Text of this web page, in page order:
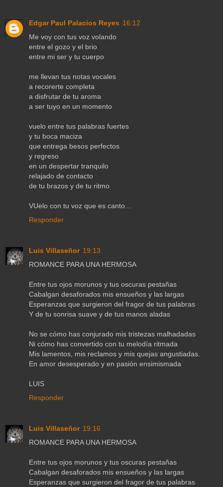
Edgar Paul Palacios Reyes 16:12
Me voy con tus voz volando
entre el gozo y el brio
entre mi ser y tu cuerpo
me llevan tus notas vocales
a recorerte completa
a disfrutar de tu aroma
a ser tuyo en un momento
vuelo entre tus palabras fuertes
y tu boca maciza
que entrega besos perfectos
y regreso
en un despertar tranquilo
relajado de contacto
de tu brazos y de tu ritmo
VUelo con tu voz que es canto...
Responder
Luis Villaseñor 19:13
ROMANCE PARA UNA HERMOSA
Entre tus ojos morunos y tus oscuras pestañas
Cabalgan desaforados mis ensueños y las largas
Esperanzas que surgieron del fragor de tus palabras
Y de tu sonrisa suave y de tus manos aladas
No se cómo has conjurado mis tristezas malhadadas
Ni cómo has convertido con tu melodía ritmada
Mis lamentos, mis reclamos y mis quejas angustiadas.
En amor desesperado y en pasión ensimismada
LUIS
Responder
Luis Villaseñor 19:16
ROMANCE PARA UNA HERMOSA
Entre tus ojos morunos y tus oscuras pestañas
Cabalgan desaforados mis ensueños y las largas
Esperanzas que surgieron del fragor de tus palabras